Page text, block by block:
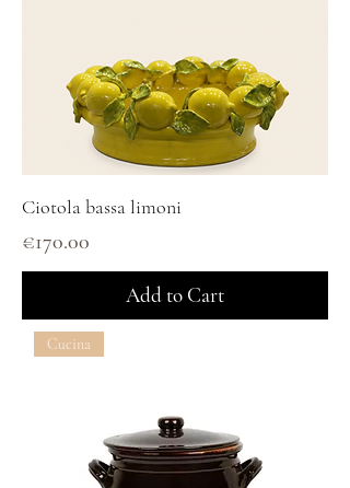
Ciotola bassa limoni
Price
€170.00
Add to Cart
Cucina